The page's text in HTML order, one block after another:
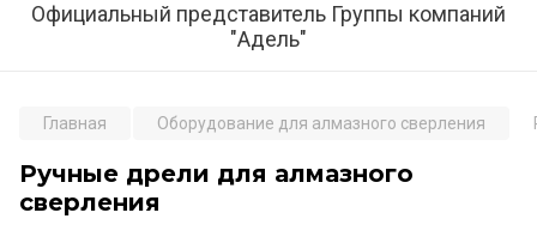
Официальный представитель Группы компаний
"Адель"
Главная Оборудование для алмазного сверления
Ручные дрели для алмазного
сверления